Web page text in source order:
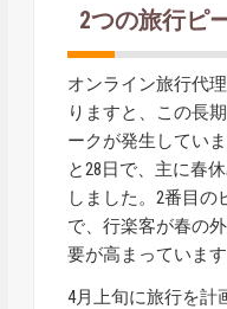
2つの旅行ピ
オンライン旅行代
りますと、この長
ークが発生してい
と28日で、主に春
しました。2番目の
で、行楽客が春の
要が高まっています
4月上旬に旅行を計